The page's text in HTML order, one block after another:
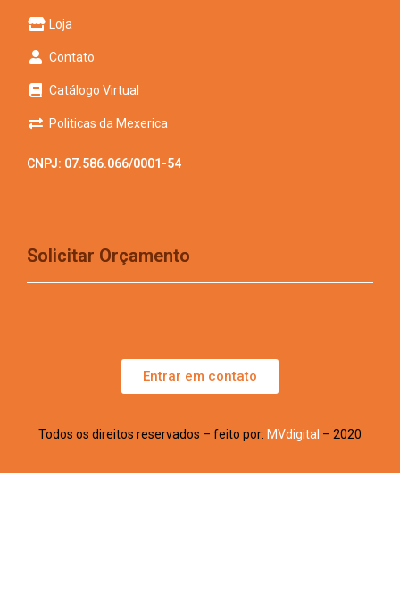
Loja
Contato
Catálogo Virtual
Politicas da Mexerica
CNPJ: 07.586.066/0001-54
Solicitar Orçamento
Entrar em contato
Todos os direitos reservados – feito por: MVdigital – 2020